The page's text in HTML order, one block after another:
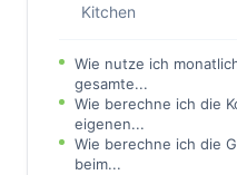
Kitchen
Wie nutze ich
gesamte...
Wie berechne ich die
eigenen...
Wie berechne ich die
beim...